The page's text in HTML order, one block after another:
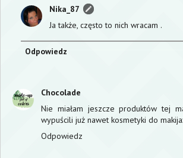
Nika_87
Ja także, często to nich wracam .
Odpowiedz
Chocolade
Nie miałam jeszcze produktów tej
wypuścili już nawet kosmetyki do
Odpowiedz